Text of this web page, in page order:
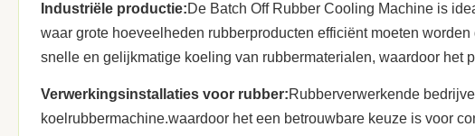
Industriële productie:De Batch Off Rubber Cooling Machine is
waar grote hoeveelheden rubberproducten efficiënt moeten
snelle en gelijkmatige koeling van rubbermaterialen, waardoor het
Verwerkingsinstallaties voor rubber:Rubberverwerkende
koelrubbermachine.waardoor het een betrouwbare keuze is voor